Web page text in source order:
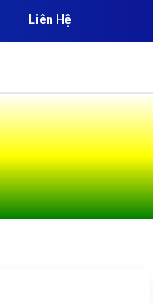
Liên Hệ